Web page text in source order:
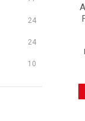
24
24
10